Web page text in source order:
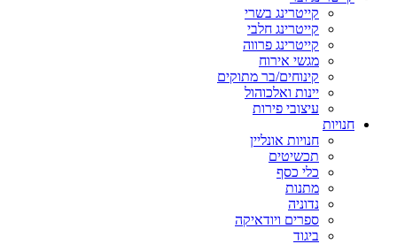
קייטרינג בשרי
קייטרינג חלבי
קייטרינג פרווה
מגשי אירוח
קינוחים/בר מתוקים
יינות ואלכוהול
עיצובי פירות
חנויות
חנויות אונליין
תכשיטים
כלי כסף
מתנות
נדוניה
ספרים ויודאיקה
ביגוד